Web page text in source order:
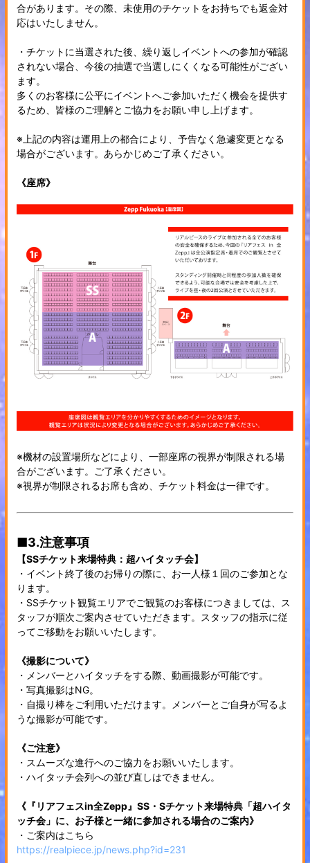
合があります。その際、未使用のチケットをお持ちでも返金対
応はいたしません。
・チケットに当選された後、繰り返しイベントへの参加が確認
されない場合、今後の抽選で当選しにくくなる可能性がござい
ます。
多くのお客様に公平にイベントへご参加いただく機会を提供す
るため、皆様のご理解とご協力をお願い申し上げます。
※上記の内容は運用上の都合により、予告なく急遽変更となる
場合がございます。あらかじめご了承ください。
《座席》
※機材の設置場所などにより、一部座席の視界が制限される場
合がございます。ご了承ください。
※視界が制限されるお席も含め、チケット料金は一律です。
■3.注意事項
【SSチケット来場特典：超ハイタッチ会】
・イベント終了後のお帰りの際に、お一人様１回のご参加とな
ります。
・SSチケット観覧エリアでご観覧のお客様につきましては、ス
タッフが順次ご案内させていただきます。スタッフの指示に従
ってご移動をお願いいたします。
《撮影について》
・メンバーとハイタッチをする際、動画撮影が可能です。
・写真撮影はNG。
・自撮り棒をご利用いただけます。メンバーとご自身が写るよ
うな撮影が可能です。
《ご注意》
・スムーズな進行へのご協力をお願いいたします。
・ハイタッチ会列への並び直しはできません。
《『リアフェスin全Zepp』SS・Sチケット来場特典「超ハイタ
ッチ会」に、お子様と一緒に参加される場合のご案内》
・ご案内はこちら
https://realpiece.jp/news.php?id=231